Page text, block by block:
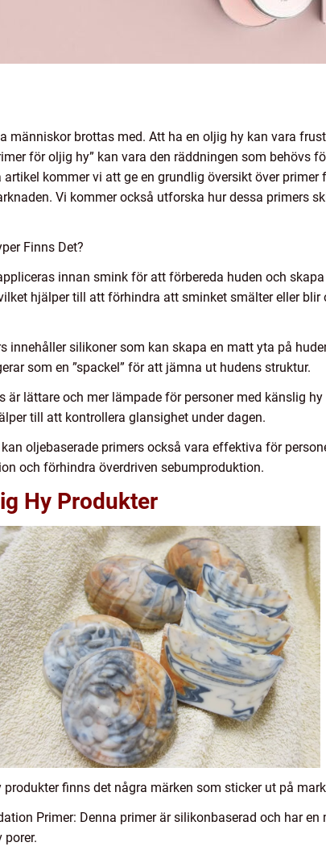
människor brottas med. Att ha en oljig hy kan vara
för oljig hy” kan vara den räddningen som behövs
kommer vi att ge en grundlig översikt över primer
Vi kommer också utforska hur dessa primers
Finns Det?
innan smink för att förbereda huden och
hjälper till att förhindra att sminket smälter eller
innehåller silikoner som kan skapa en matt yta på
som en ”spackel” för att jämna ut hudens struktur.
är lättare och mer lämpade för personer med känslig
till att kontrollera glansighet under dagen.
oljebaserade primers också vara effektiva för
och förhindra överdriven sebumproduktion.
Hy Produkter
finns det några märken som sticker ut på
Primer: Denna primer är silikonbaserad och har
porer.